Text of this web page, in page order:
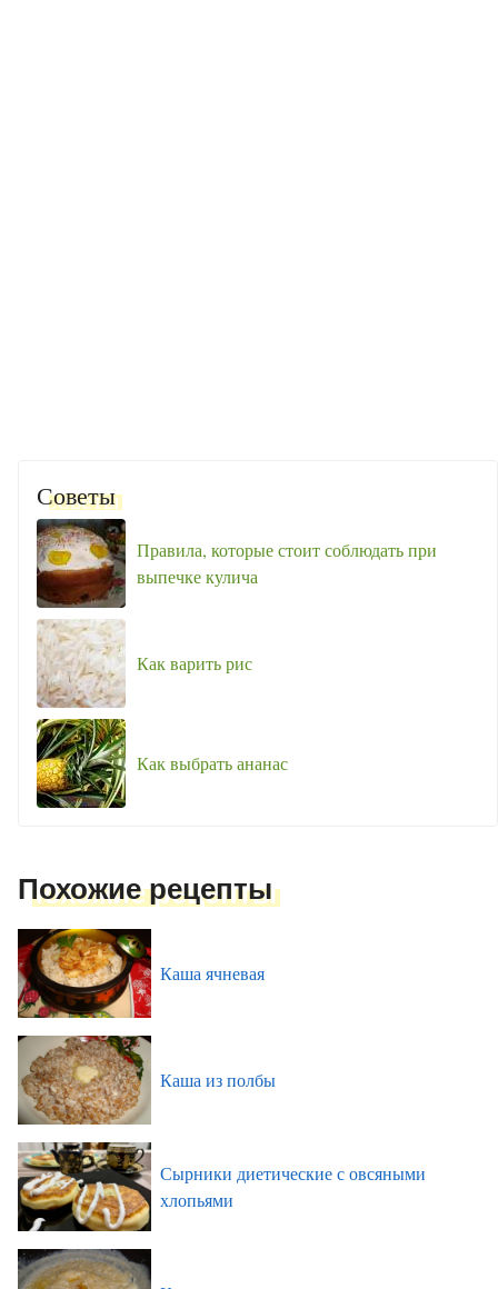
Советы
Правила, которые стоит соблюдать при
выпечке кулича
Как варить рис
Как выбрать ананас
Похожие рецепты
Каша ячневая
Каша из полбы
Сырники диетические с овсяными
хлопьями